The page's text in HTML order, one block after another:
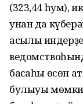
(323,44 һум),
унан да
асыҡлыҡ
баҡсаһы өсөн
булыуы